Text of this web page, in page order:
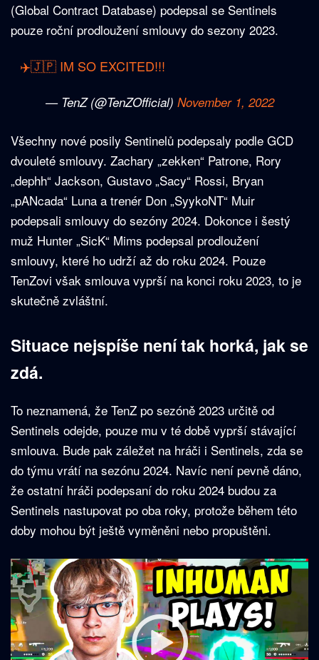
(Global Contract Database) podepsal se Sentinels
pouze roční prodloužení smlouvy do sezony 2023.
✈️🇯🇵 IM SO EXCITED!!!
— TenZ (@TenZOfficial) November 1, 2022
Všechny nové posily Sentinelů podepsaly podle GCD
dvouleté smlouvy. Zachary „zekken“ Patrone, Rory
„dephh“ Jackson, Gustavo „Sacy“ Rossi, Bryan
„pANcada“ Luna a trenér Don „SyykoNT“ Muir
podepsali smlouvy do sezóny 2024. Dokonce i šestý
muž Hunter „SicK“ Mims podepsal prodloužení
smlouvy, které ho udrží až do roku 2024. Pouze
TenZovi však smlouva vyprší na konci roku 2023, to je
skutečně zvláštní.
Situace nejspíše není tak horká, jak se
zdá.
To neznamená, že TenZ po sezóně 2023 určitě od
Sentinels odejde, pouze mu v té době vyprší stávající
smlouva. Bude pak záležet na hráči i Sentinels, zda se
do týmu vrátí na sezónu 2024. Navíc není pevně dáno,
že ostatní hráči podepsaní do roku 2024 budou za
Sentinels nastupovat po oba roky, protože během této
doby mohou být ještě vyměněni nebo propuštěni.